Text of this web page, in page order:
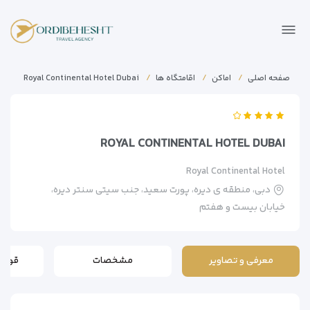
صفحه اصلی اماکن اقامتگاه ها Royal Continental Hotel Dubai
ROYAL CONTINENTAL HOTEL DUBAI
Royal Continental Hotel
دبی، منطقه ی دیره، پورت سعید، جنب سیتی سنتر دیره،
خیابان بیست و هفتم
معرفی و تصاویر مشخصات